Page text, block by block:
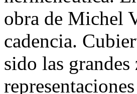
obra de Michel
cadencia.
sido las